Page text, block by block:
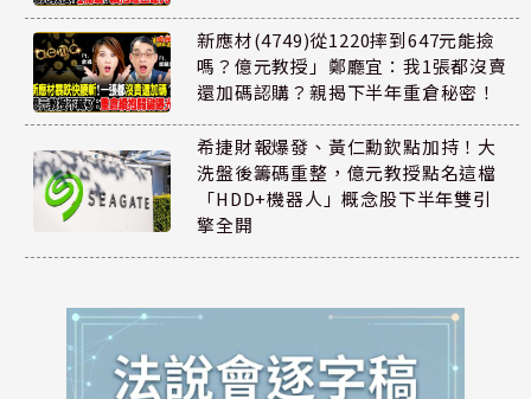
新應材(4749)從1220摔到647元能撿
嗎？億元教授」鄭廳宜：我1張都沒賣
還加碼認購？親揭下半年重倉秘密！
希捷財報爆發、黃仁勳欽點加持！大
洗盤後籌碼重整，億元教授點名這檔
「HDD+機器人」概念股下半年雙引
擎全開